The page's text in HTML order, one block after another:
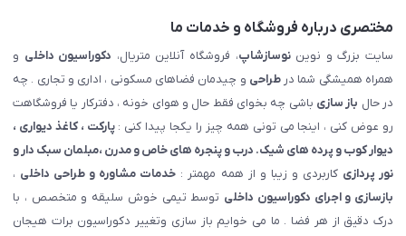
مختصری درباره فروشگاه و خدمات ما
سایت بزرگ و نویننوسازشاپ، فروشگاه آنلاین متریال، دکوراسیون داخلی و
همراه همیشگی شما درطراحی و چیدمان فضاهای مسکونی ، اداری و تجاری . چه
در حال باز سازی باشی چه بخوای فقط حال و هوای خونه ، دفترکار یا فروشگاهت
رو عوض کنی ، اینجا می تونی همه چیز را یکجا پیدا کنی :پارکت ، کاغذ دیواری ،
دیوار کوب و پرده های شیک. درب و پنجره های خاص و مدرن ،مبلمان سبک دار و
نور پردازی کاربردی و زیبا و از همه مهمتر : خدمات مشاوره و طراحی داخلی ،
بازسازی و اجرای دکوراسیون داخلی توسط تیمی خوش سلیقه و متخصص ، با
درک دقیق از هر فضا . ما می خوایم باز سازی وتغییر دکوراسیون برات هیجان